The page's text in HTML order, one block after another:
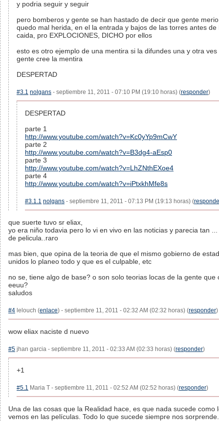
y podria seguir y seguir
pero bomberos y gente se han hastado de decir que gente
quedo mal herida, en el la entrada y bajos de las torres antes de
caida, pro EXPLOCIONES, DICHO por ellos
esto es otro ejemplo de una mentira si la difundes una y otra ves
gente cree la mentira
DESPERTAD
#3.1 nolgans - septiembre 11, 2011 - 07:10 PM (19:10 horas) (responder)
DESPERTAD
parte 1
http://www.youtube.com/watch?v=Kc0yYp9mCwY
parte 2
http://www.youtube.com/watch?v=B3dg4-aEsp0
parte 3
http://www.youtube.com/watch?v=LhZNthEXoe4
parte 4
http://www.youtube.com/watch?v=iPtxkhMfe8s
#3.1.1 nolgans - septiembre 11, 2011 - 07:13 PM (19:13 horas) (
que suerte tuvo sr eliax,
yo era niño todavia pero lo vi en vivo en las noticias y parecia tan
de pelicula..raro
mas bien, que opina de la teoria de que el mismo gobierno de
unidos lo planeo todo y que es el culpable, etc
no se, tiene algo de base? o son solo teorias locas de la gente que
eeuu?
saludos
#4 lelouch (enlace) - septiembre 11, 2011 - 02:32 AM (02:32 horas) (responder)
wow eliax naciste d nuevo
#5 jhan garcia - septiembre 11, 2011 - 02:33 AM (02:33 horas) (responder)
+1
#5.1 Maria T - septiembre 11, 2011 - 02:52 AM (02:52 horas) (responder)
Una de las cosas que la Realidad hace, es que nada sucede como
vemos en las películas. Todo lo que sucede siempre nos sorprende.